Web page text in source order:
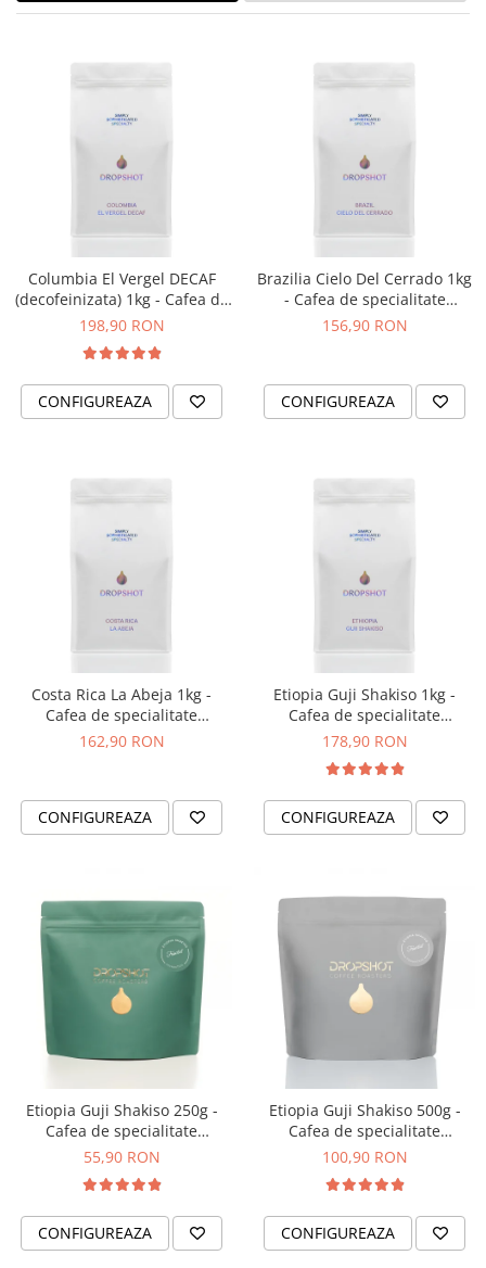
Forever
Linkbar
Mahlkonig
Minor Figures
Moccamaster
Mr.Cafe
Perfect Moose
Puqpress
QuinSpin
RHINOWARES
Solaris
Studio Barista
Sweet Revolution
Sweetbird
TIAMO
Timemore
Toddy
Ubermilk
Wilfa
Zuma
Columbia El Vergel DECAF
(decofeinizata) 1kg - Cafea de
specialitate DROPSHOT
198,90 RON
CONFIGUREAZA
Brazilia Cielo Del Cerrado 1kg
- Cafea de specialitate
DROPSHOT
156,90 RON
CONFIGUREAZA
Costa Rica La Abeja 1kg -
Cafea de specialitate
DROPSHOT
162,90 RON
CONFIGUREAZA
Etiopia Guji Shakiso 1kg -
Cafea de specialitate
DROPSHOT
178,90 RON
CONFIGUREAZA
Etiopia Guji Shakiso 250g -
Cafea de specialitate
DROPSHOT
55,90 RON
CONFIGUREAZA
Etiopia Guji Shakiso 500g -
Cafea de specialitate
DROPSHOT
100,90 RON
CONFIGUREAZA